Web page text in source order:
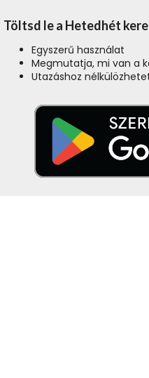
Töltsd le a Hetedhét
Egyszerű használat
Megmutatja, mi van a
Utazáshoz